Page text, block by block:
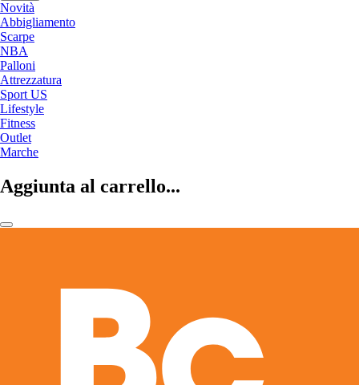
Novità
Abbigliamento
Scarpe
NBA
Palloni
Attrezzatura
Sport US
Lifestyle
Fitness
Outlet
Marche
Aggiunta al carrello...